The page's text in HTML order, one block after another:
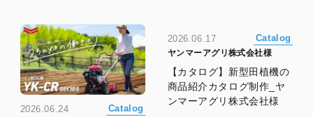
2026.06.24 Catalog
2026.06.17 Catalog
ヤンマーアグリ株式会社様
【カタログ】新型田植機の
商品紹介カタログ制作_ヤ
ンマーアグリ株式会社様